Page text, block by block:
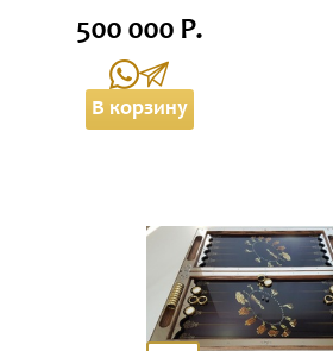
500 000 Р.
В корзину